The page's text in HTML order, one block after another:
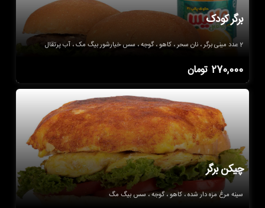
برگر کودک
2 عدد مینی برگر ، نان سحر ، کاهو ، گوجه ، سس خیارشور بیگ مک ، آب پرتقال
270,000 تومان
چیکن برگر
سینه مرغ مزه دار شده ، کاهو ، گوجه ، سس بیگ مگ